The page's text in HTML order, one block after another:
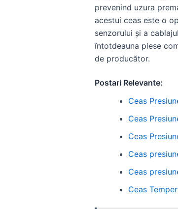
prevenind uzura
acestui ceas este o
senzorului și a
întotdeauna piese
de producător.
Postari Relevante:
Ceas
Ceas
Ceas
Ceas
Ceas
Ceas